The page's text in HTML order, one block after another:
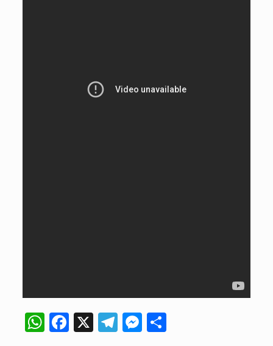
WhatsApp
Facebook
X Telegram
Messenger